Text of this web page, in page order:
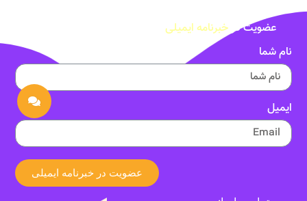
عضویت در خبرنامه ایمیلی
نام شما
ایمیل
عضویت در خبرنامه ایمیلی